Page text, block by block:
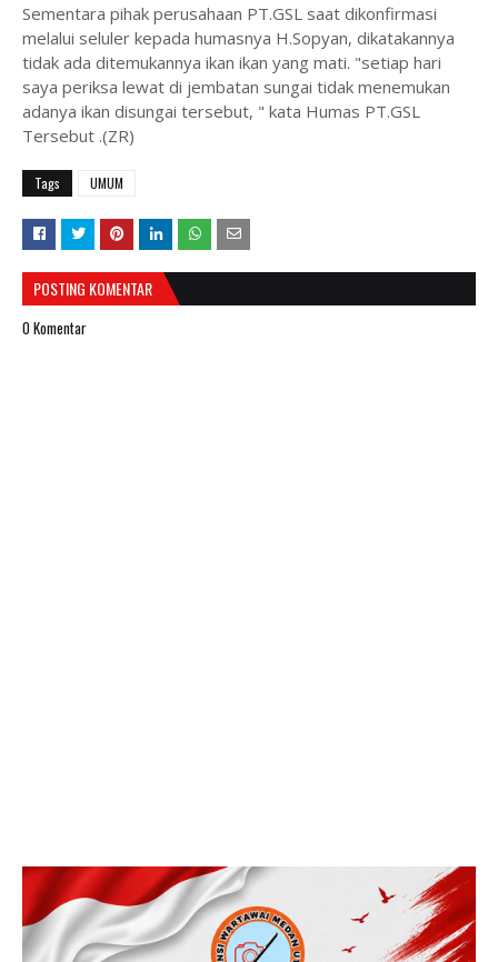
‎Sementara pihak perusahaan PT.GSL saat dikonfirmasi
melalui seluler kepada humasnya H.Sopyan, dikatakannya
tidak ada ditemukannya ikan ikan yang mati. "setiap hari
saya periksa lewat di jembatan sungai tidak menemukan
adanya ikan disungai tersebut, " kata Humas PT.GSL
Tersebut .(ZR)
Tags UMUM
POSTING KOMENTAR
0 Komentar